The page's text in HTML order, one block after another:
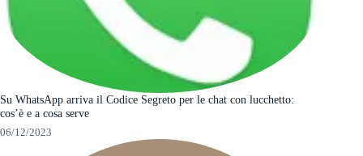
Su WhatsApp arriva il Codice Segreto per le chat con lucchetto:
cos’è e a cosa serve
06/12/2023